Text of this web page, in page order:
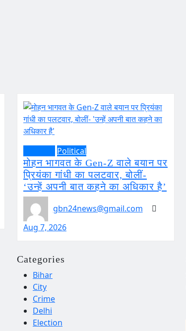
Political
मोहन भागवत के Gen-Z वाले बयान पर
प्रियंका गांधी का पलटवार, बोलीं-
‘उन्हें अपनी बात कहने का अधिकार है’
gbn24news@gmail.com
Aug 7, 2026
Categories
Bihar
City
Crime
Delhi
Election